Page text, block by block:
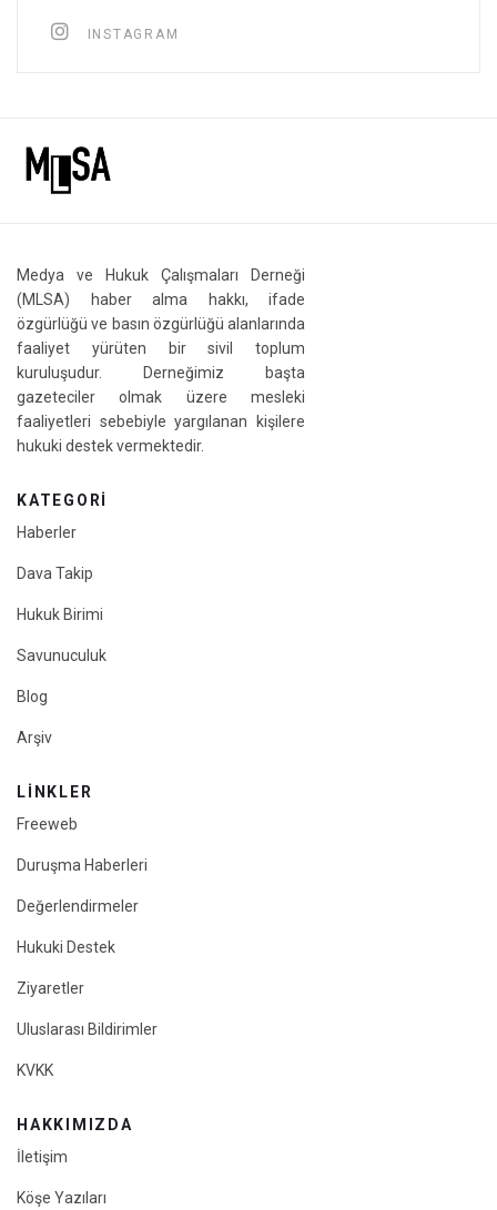
INSTAGRAM
Medya ve Hukuk Çalışmaları Derneği
(MLSA) haber alma hakkı, ifade
özgürlüğü ve basın özgürlüğü alanlarında
faaliyet yürüten bir sivil toplum
kuruluşudur. Derneğimiz başta
gazeteciler olmak üzere mesleki
faaliyetleri sebebiyle yargılanan kişilere
hukuki destek vermektedir.
KATEGORI
Haberler
Dava Takip
Hukuk Birimi
Savunuculuk
Blog
Arşiv
LINKLER
Freeweb
Duruşma Haberleri
Değerlendirmeler
Hukuki Destek
Ziyaretler
Uluslarası Bildirimler
KVKK
HAKKIMIZDA
İletişim
Köşe Yazıları